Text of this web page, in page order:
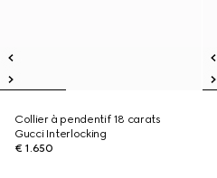
Collier à pendentif 18 carats
Gucci Interlocking
€ 1.650